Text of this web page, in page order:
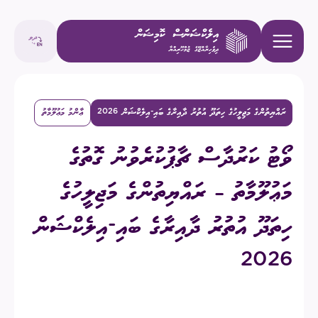
ރައްޔިތުންގެ މަޖިލީހުގެ ހިތަދޫ އުތުރު ދާއިރާގެ ބައި-އިލެކްޝަން 2026 ޢާންމު މަޢުލޫމާތު
ވޯޓު ކަރުދާސް ޗާޕުކުރެވުނު ގޮތުގެ
މަޢުލޫމާތު – ރައްޔިތުންގެ މަޖިލީހުގެ
ހިތަދޫ އުތުރު ދާއިރާގެ ބައި-އިލެކްޝަން
2026